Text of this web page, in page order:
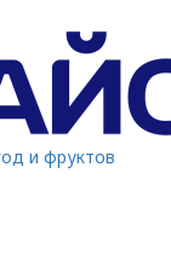
и фруктов